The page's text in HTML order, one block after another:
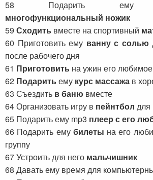
58 Подарить
многофункциональный ножик
59 Сходить вместе на спортивный
60 Приготовить ему ванну с солью
после рабочего дня
61 Приготовить на ужин его любимое
62 Подаритьему курс массажа в
63 Съездить в баню вместе
64 Организовать игру в пейнтбол для
65 Подарить ему mp3 плеер с его
66 Подарить ему билеты на его
группу
67 Устроить для него мальчишник
68 Давать ему время для